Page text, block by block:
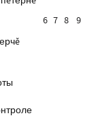
6 7 8 9